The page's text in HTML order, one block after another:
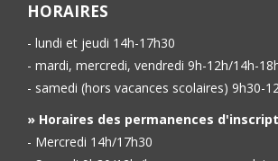
HORAIRES
- lundi et jeudi 14h-17h30
- mardi, mercredi, vendredi 9h-12h/14h-
- samedi (hors vacances scolaires) 9h30-
» Horaires des permanences
- Mercredi 14h/17h30